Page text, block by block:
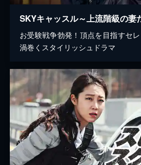
SKYキャッスル～上流階級の妻
お受験戦争勃発！頂点を目指すセ
渦巻くスタイリッシュドラマ